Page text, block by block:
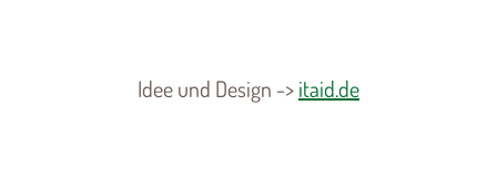
Idee und Design ->itaid.de